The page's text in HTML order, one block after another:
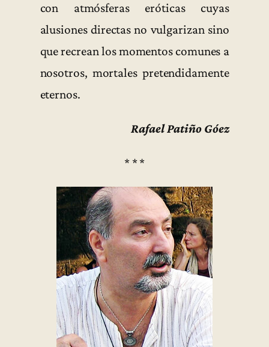
con atmósferas eróticas cuyas
alusiones directas no vulgarizan sino
que recrean los momentos comunes a
nosotros, mortales pretendidamente
eternos.
Rafael Patiño Góez
* * *